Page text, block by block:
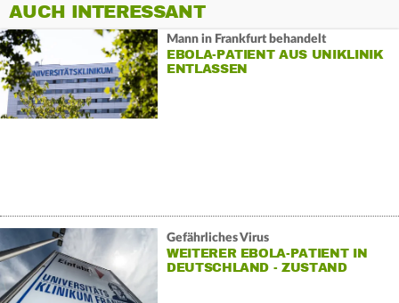
AUCH INTERESSANT
Mann in Frankfurt behandelt
EBOLA-PATIENT AUS UNIKLINIK
ENTLASSEN
Gefährliches Virus
WEITERER EBOLA-PATIENT IN
DEUTSCHLAND - ZUSTAND